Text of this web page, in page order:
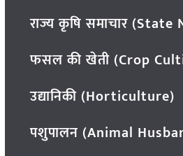
राज्य कृषि समाचार (State
फसल की खेती (Crop
उद्यानिकी (Horticulture)
पशुपालन (Animal